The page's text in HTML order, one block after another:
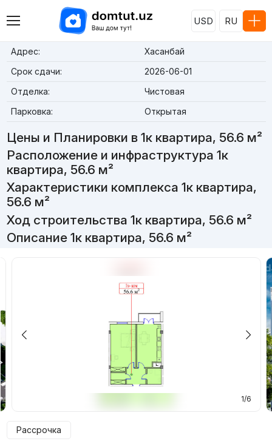
USD RU
Адрес:
Хасанбай
Срок сдачи:
2026-06-01
Отделка:
Чистовая
Парковка:
Открытая
Цены и Планировки в 1к квартира, 56.6 м²
Расположение и инфраструктура 1к
квартира, 56.6 м²
Характеристики комплекса 1к квартира,
56.6 м²
Ход строительства 1к квартира, 56.6 м²
Описание 1к квартира, 56.6 м²
1/6
Рассрочка